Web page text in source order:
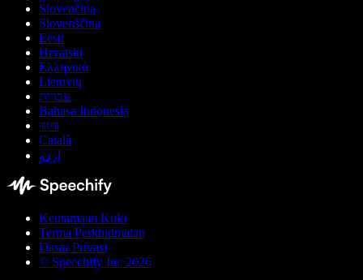
Slovenčina
Slovenščina
Eesti
Hrvatski
Ελληνικά
Lietuvių
עברית
Bahasa Indonesia
বাংলা
Català
اردو
Keutamaan Kuki
Terma Perkhidmatan
Dasar Privasi
© Speechify Inc 2026